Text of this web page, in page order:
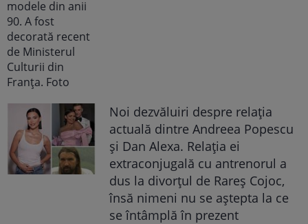
Noi dezvăluiri despre relația
actuală dintre Andreea Popescu
și Dan Alexa. Relația ei
extraconjugală cu antrenorul a
dus la divorțul de Rareș Cojoc,
însă nimeni nu se aștepta la ce
se întâmplă în prezent